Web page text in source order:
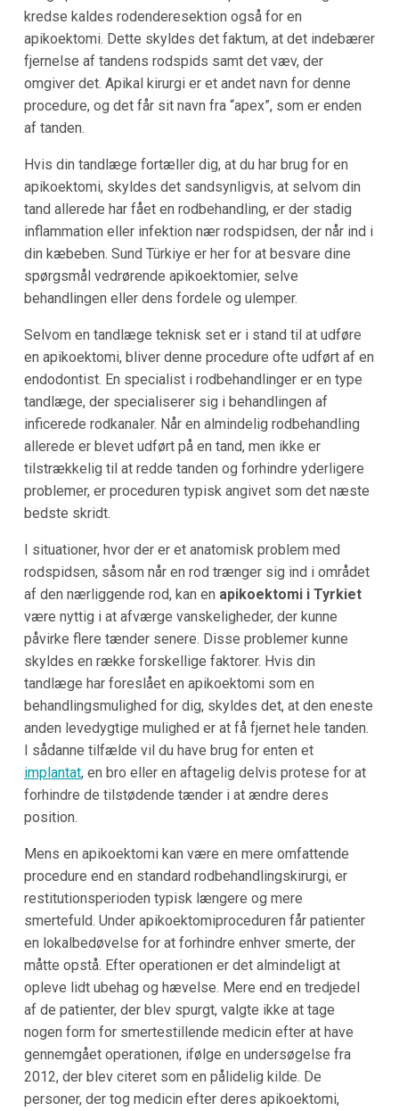
kredse kaldes rodenderesektion også for en
apikoektomi. Dette skyldes det faktum, at det indebærer
fjernelse af tandens rodspids samt det væv, der
omgiver det. Apikal kirurgi er et andet navn for denne
procedure, og det får sit navn fra “apex”, som er enden
af tanden.
Hvis din tandlæge fortæller dig, at du har brug for en
apikoektomi, skyldes det sandsynligvis, at selvom din
tand allerede har fået en rodbehandling, er der stadig
inflammation eller infektion nær rodspidsen, der når ind i
din kæbeben. Sund Türkiye er her for at besvare dine
spørgsmål vedrørende apikoektomier, selve
behandlingen eller dens fordele og ulemper.
Selvom en tandlæge teknisk set er i stand til at udføre
en apikoektomi, bliver denne procedure ofte udført af en
endodontist. En specialist i rodbehandlinger er en type
tandlæge, der specialiserer sig i behandlingen af
inficerede rodkanaler. Når en almindelig rodbehandling
allerede er blevet udført på en tand, men ikke er
tilstrækkelig til at redde tanden og forhindre yderligere
problemer, er proceduren typisk angivet som det næste
bedste skridt.
I situationer, hvor der er et anatomisk problem med
rodspidsen, såsom når en rod trænger sig ind i området
af den nærliggende rod, kan en apikoektomi i Tyrkiet
være nyttig i at afværge vanskeligheder, der kunne
påvirke flere tænder senere. Disse problemer kunne
skyldes en række forskellige faktorer. Hvis din
tandlæge har foreslået en apikoektomi som en
behandlingsmulighed for dig, skyldes det, at den eneste
anden levedygtige mulighed er at få fjernet hele tanden.
I sådanne tilfælde vil du have brug for enten et
implantat, en bro eller en aftagelig delvis protese for at
forhindre de tilstødende tænder i at ændre deres
position.
Mens en apikoektomi kan være en mere omfattende
procedure end en standard rodbehandlingskirurgi, er
restitutionsperioden typisk længere og mere
smertefuld. Under apikoektomiproceduren får patienter
en lokalbedøvelse for at forhindre enhver smerte, der
måtte opstå. Efter operationen er det almindeligt at
opleve lidt ubehag og hævelse. Mere end en tredjedel
af de patienter, der blev spurgt, valgte ikke at tage
nogen form for smertestillende medicin efter at have
gennemgået operationen, ifølge en undersøgelse fra
2012, der blev citeret som en pålidelig kilde. De
personer, der tog medicin efter deres apikoektomi,